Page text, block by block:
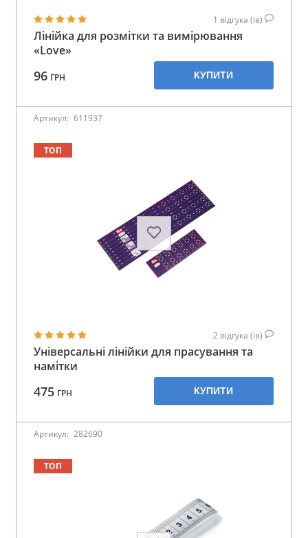
1 відгука (ів)
Лінійка для розмітки та вимірювання
«Love»
96 ГРН КУПИТИ
Артикул: 611937
ТОП
2 відгука (ів)
Універсальні лінійки для прасування та
намітки
475 ГРН КУПИТИ
Артикул: 282690
ТОП